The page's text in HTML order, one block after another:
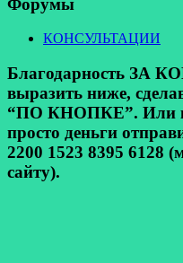
Форумы
КОНСУЛЬТАЦИИ
Благодарность ЗА
выразить ниже,
“ПО КНОПКЕ”. Или
просто деньги
2200 1523 8395 6128
сайту).